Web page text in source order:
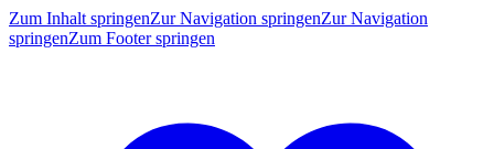
Zum Inhalt springenZur Navigation springenZur Navigation
springenZum Footer springen